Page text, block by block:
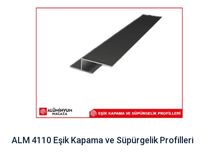
ALM 4110 Eşik Kapama ve Süpürgelik Profilleri